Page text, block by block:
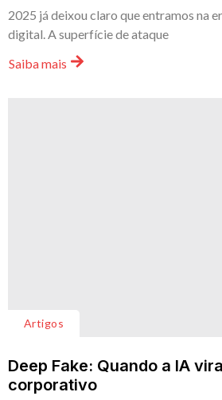
2025 já deixou claro que entramos na
digital. A superfície de ataque
Saiba mais
Artigos
Deep Fake: Quando a IA
corporativo